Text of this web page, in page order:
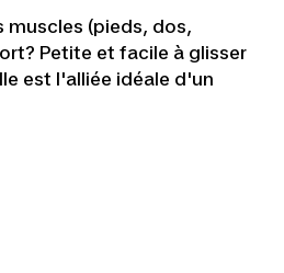
muscles (pieds, dos,
Petite et facile à glisser
est l'alliée idéale d'un